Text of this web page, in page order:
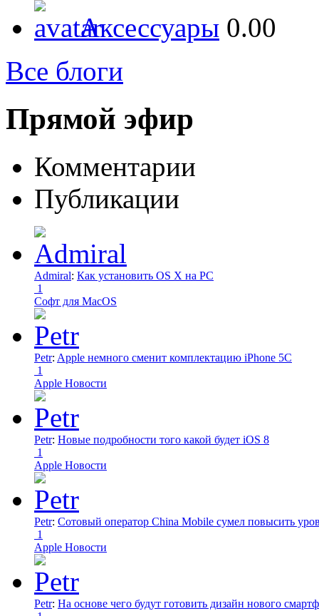
Аксессуары 0.00
Все блоги
Прямой эфир
Комментарии
Публикации
Admiral: Как установить OS X на PC
1
Софт для MacOS
Petr: Apple немного сменит комплектацию iPhone 5C
1
Apple Новости
Petr: Новые подробности того какой будет iOS 8
1
Apple Новости
Petr: Сотовый оператор China Mobile сумел повысить
1
Apple Новости
Petr: На основе чего будут готовить дизайн нового